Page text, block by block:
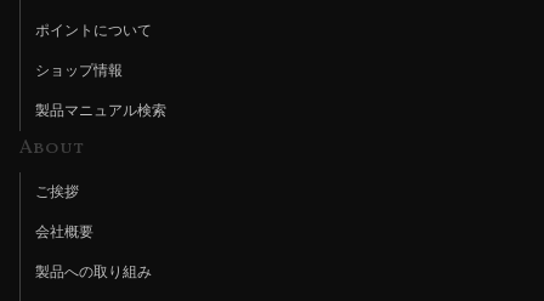
ポイントについて
ショップ情報
製品マニュアル検索
About
ご挨拶
会社概要
製品への取り組み